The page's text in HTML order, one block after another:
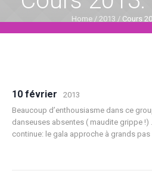
Home / 2013 / Cours
10 février
2013
Beaucoup d’enthousiasme dans ce
danseuses absentes ( maudite grippe !)
continue: le gala approche à grands pas